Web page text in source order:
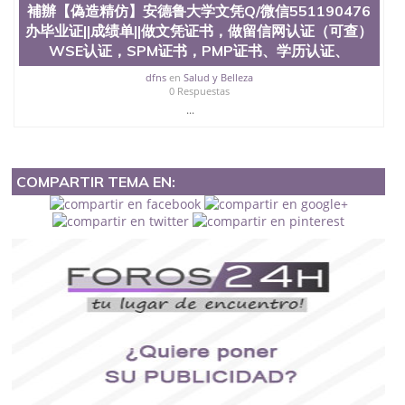
補辦【偽造精仿】安德鲁大学文凭Q/微信551190476
办毕业证||成绩单||做文凭证书，做留信网认证（可查）
WSE认证，SPM证书，PMP证书、学历认证、
dfnsen Salud y Belleza
0 Respuestas
...
COMPARTIR TEMA EN: